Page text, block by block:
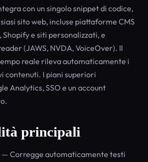
con un singolo snippet di codice,
sito web, incluse piattaforme CMS
Shopify e siti personalizzati, e
(JAWS, NVDA, VoiceOver). Il
reale rileva automaticamente i
contenuti. I piani superiori
Analytics, SSO e un account
principali
— Corregge automaticamente testi